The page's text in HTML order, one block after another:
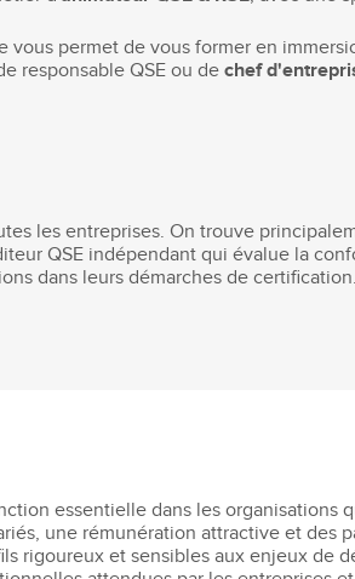
vous permet de vous former en
responsable QSE ou dechef
les entreprises. On trouve
QSE indépendant qui évalue la
dans leurs démarches de
essentielle dans les
une rémunération attractive et des
rigoureux et sensibles aux enjeux de